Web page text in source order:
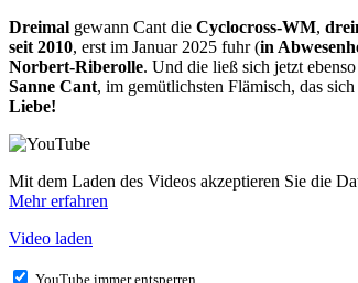
Dreimal gewann Cant die Cyclocross-WM,
seit 2010, erst im Januar 2025 fuhr (in
Norbert-Riberolle. Und die ließ sich jetzt
Sanne Cant, im gemütlichsten Flämisch, das
Liebe!
Mit dem Laden des Videos akzeptieren Sie die
Mehr erfahren
Video laden
YouTube immer entsperren